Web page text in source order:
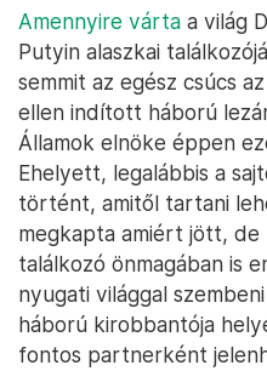
Amennyire várta a világ
Putyin alaszkai
semmit az egész csúcs
ellen indított háború
Államok elnöke éppen
Ehelyett, legalábbis a
történt, amitől tartani
megkapta amiért jött,
találkozó önmagában is
nyugati világgal
háború kirobbantója
fontos partnerként